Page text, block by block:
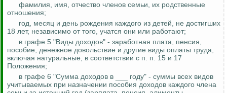
фамилия, имя, отчество членов семьи, их родственные
отношения;
год, месяц и день рождения каждого из детей, не достигших
18 лет, независимо от того, учатся они или работают;
в графе 5 "Виды доходов" - заработная плата, пенсия,
пособие, денежное довольствие и другие виды оплаты труда,
включая натуральные, в соответствии с п. п. 15 и 17
Положения;
в графе 6 "Сумма доходов в ___ году" - суммы всех видов
учитываемых при назначении пособия доходов каждого члена